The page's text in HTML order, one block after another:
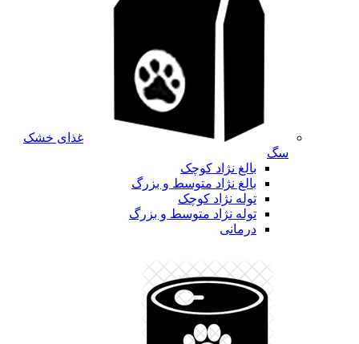
غذای خشک
سگ
بالغ نژاد کوچک
بالغ نژاد متوسط و بزرگ
توله نژاد کوچک
توله نژاد متوسط و بزرگ
درمانی